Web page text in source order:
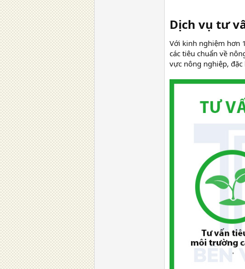
Dịch vụ tư
Với kinh nghiệm hơn
các tiêu chuẩn về
vực nông nghiệp, đặc